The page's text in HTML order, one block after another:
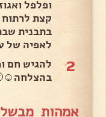
ופלפל
קצת
בתבנית
לאפיה של עוד 15 דקות עד
2
להגיש חם
אמהות